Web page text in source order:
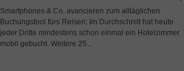
Smartphones & Co. avancieren zum alltäglichen
Buchungstool fürs Reisen: Im Durchschnitt hat heute
jeder Dritte mindestens schon einmal ein Hotelzimmer
mobil gebucht. Weitere 25...